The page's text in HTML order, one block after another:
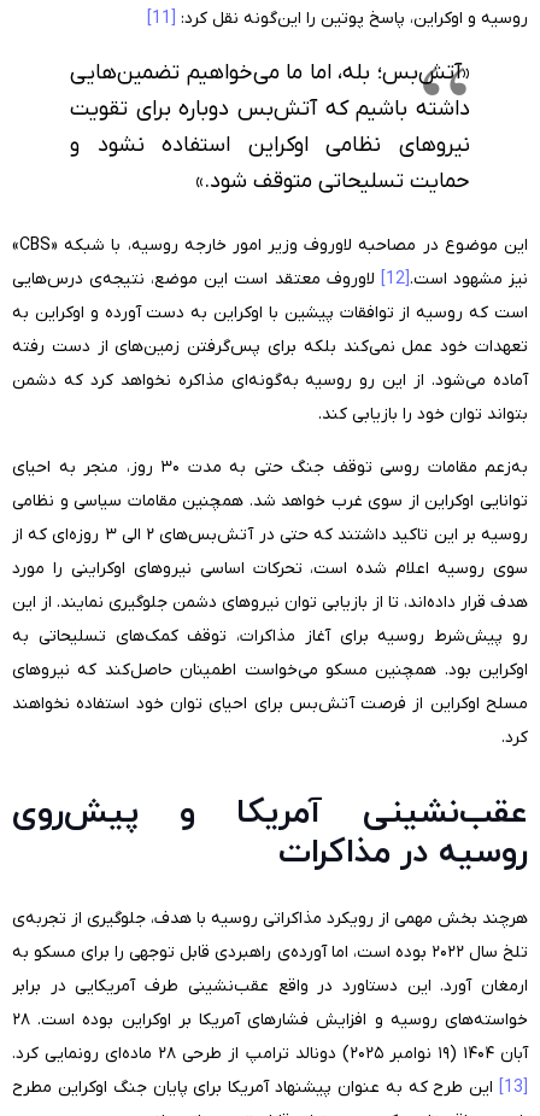
روسیه و اوکراین، پاسخ پوتین را این‌گونه نقل کرد: [11]
«آتش‌بس؛ بله، اما ما می‌خواهیم تضمین‌هایی
داشته باشیم که آتش‌بس دوباره برای تقویت
نیروهای نظامی اوکراین استفاده نشود و
حمایت تسلیحاتی متوقف شود.»
این موضوع در مصاحبه لاوروف وزیر امور خارجه روسیه، با شبکه «CBS
»
نیز مشهود است.[12]
لاوروف معتقد است این موضع، نتیجه‌ی درس‌هایی
است که روسیه از توافقات پیشین با اوکراین به دست آورده و اوکراین به
تعهدات خود عمل نمی‌کند بلکه برای پس‌گرفتن زمین‌های از دست رفته
آماده می‌شود. از این رو روسیه به‌گونه‌ای مذاکره نخواهد کرد که دشمن
بتواند توان خود را بازیابی کند.
به‌زعم مقامات روسی توقف جنگ حتی به مدت ۳۰ روز، منجر به احیای
توانایی اوکراین از سوی غرب خواهد شد. همچنین مقامات سیاسی و نظامی
روسیه بر این تاکید داشتند که حتی در آتش‌بس‌های ۲ الی ۳ روزه‌ای که از
سوی روسیه اعلام شده است، تحرکات اساسی نیروهای اوکراینی را مورد
هدف قرار داده‌اند، تا از بازیابی توان نیروهای دشمن جلوگیری نمایند. از این
رو پیش‌شرط روسیه برای آغاز مذاکرات، توقف کمک‌های تسلیحاتی به
اوکراین بود. همچنین مسکو می‌خواست اطمینان حاصل‌کند که نیروهای
مسلح اوکراین از فرصت آتش‌بس برای احیای توان خود استفاده نخواهند
کرد.
عقب‌نشینی آمریکا و پیش‌روی
روسیه در مذاکرات
هرچند بخش مهمی از رویکرد مذاکراتی روسیه با هدف، جلوگیری از تجربه‌ی
تلخ سال ۲۰۲۲ بوده است، اما آورده‌ی راهبردی قابل توجهی را برای مسکو به
ارمغان آورد. این دستاورد در واقع عقب‌نشینی طرف آمریکایی در برابر
خواسته‌های روسیه و افزایش فشارهای آمریکا بر اوکراین بوده است. ۲۸
آبان ۱۴۰۴ (۱۹ نوامبر ۲۰۲۵) دونالد ترامپ از طرحی ۲۸ ماده‌ای رونمایی کرد.
[13]
این طرح که به عنوان پیشنهاد آمریکا برای پایان جنگ اوکراین مطرح